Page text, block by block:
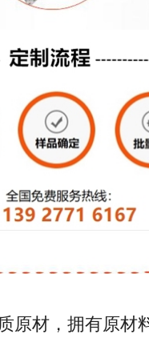
原材，拥有原材